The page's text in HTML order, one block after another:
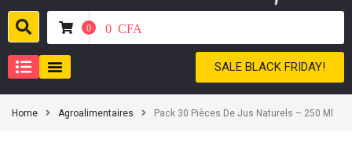
0 0 CFA
SALE BLACK FRIDAY!
Home Agroalimentaires Pack 30 Pièces De Jus Naturels – 250 Ml